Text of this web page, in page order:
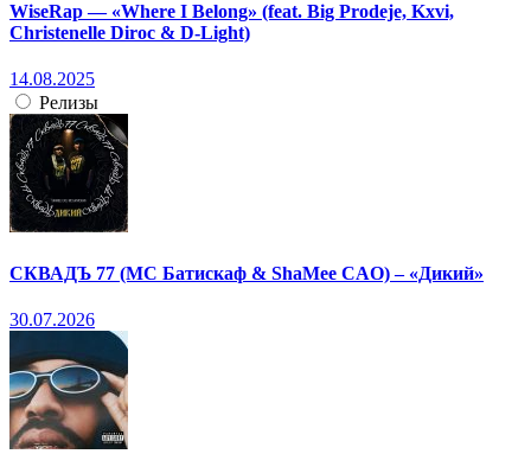
WiseRap — «Where I Belong» (feat. Big Prodeje, Kxvi,
Christenelle Diroc & D-Light)
14.08.2025
Релизы
СКВАДЪ 77 (МС Батискаф & ShaMee CAO) – «Дикий»
30.07.2026